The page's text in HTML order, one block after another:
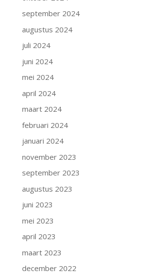
september 2024
augustus 2024
juli 2024
juni 2024
mei 2024
april 2024
maart 2024
februari 2024
januari 2024
november 2023
september 2023
augustus 2023
juni 2023
mei 2023
april 2023
maart 2023
december 2022